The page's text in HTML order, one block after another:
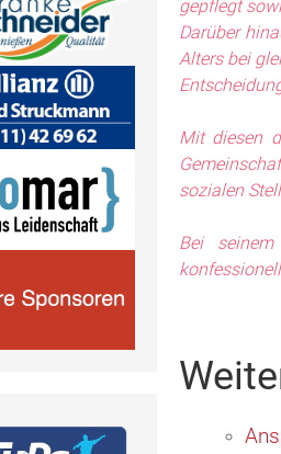
gepflegt
Darüber
Alters bei
Mit diesen
sozialen
Bei